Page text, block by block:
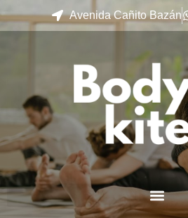
Avenida Cañito Bazán